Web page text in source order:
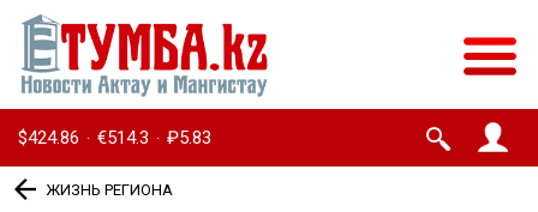
$424.86 · €514.3 · ₽5.83
ЖИЗНЬ РЕГИОНА